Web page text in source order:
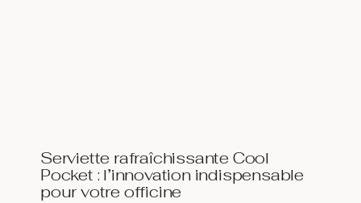
Serviette rafraîchissante Cool
Pocket : l’innovation indispensable
pour votre officine